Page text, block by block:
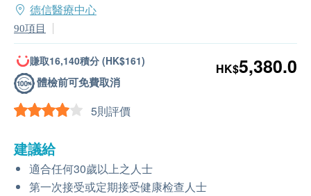
德信醫療中心
90項目
賺取16,140積分 (HK$161)
體檢前可免費取消
5則評價
HK$5,380.0
建議給
適合任何30歲以上之人士
第一次接受或定期接受健康检查人士